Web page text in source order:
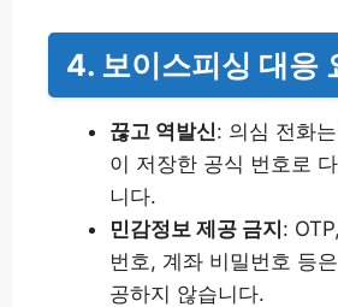
4. 보이스피싱 대응
끊고 역발신: 의심 전화
이 저장한 공식 번호로
니다.
민감정보 제공 금지:
번호, 계좌 비밀번호 등
공하지 않습니다.